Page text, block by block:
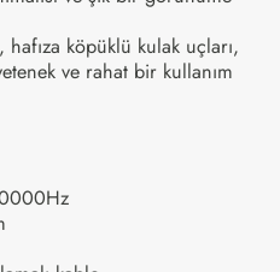
köpüklü kulak uçları,
ve rahat bir kullanım